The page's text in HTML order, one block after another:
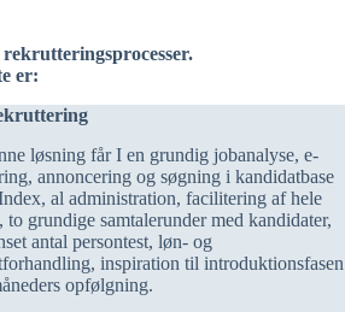
rekrutterings­processer.
er:
løsning får I en grundig jobanalyse, e-
annoncering og søgning i kandidatbase
al administration, facilitering af hele
to grundige samtalerunder med kandidater,
antal persontest, løn- og
inspiration til introduktionsfasen
opfølgning.